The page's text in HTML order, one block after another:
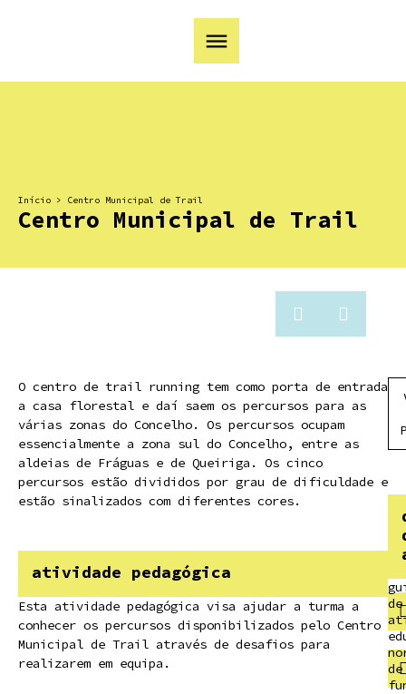
Início > Centro Municipal de Trail
Centro Municipal de Trail
O centro de trail running tem como porta de entrada
a casa florestal e daí saem os percursos para as
várias zonas do Concelho. Os percursos ocupam
essencialmente a zona sul do Concelho, entre as
aldeias de Fráguas e de Queiriga. Os cinco
percursos estão divididos por grau de dificuldade e
estão sinalizados com diferentes cores.
atividade pedagógica
Esta atividade pedagógica visa ajudar a turma a
conhecer os percursos disponibilizados pelo Centro
Municipal de Trail através de desafios para
realizarem em equipa.
de
de